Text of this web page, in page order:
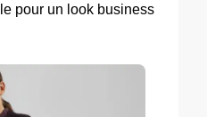
pour un look business